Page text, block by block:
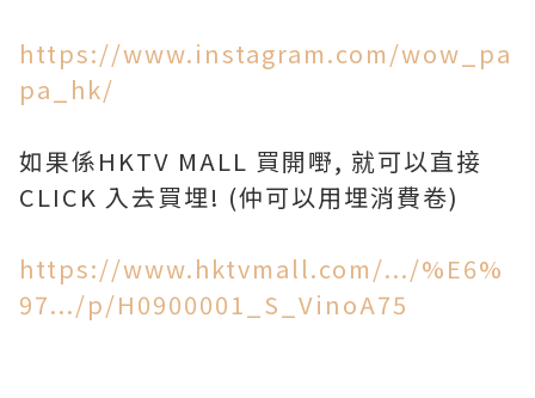
https://www.instagram.com/wow_pa
pa_hk/
如果係HKTV MALL 買開嘢, 就可以直接
CLICK 入去買埋! (仲可以用埋消費卷)
https://www.hktvmall.com/.../%E6%
97.../p/H0900001_S_VinoA75